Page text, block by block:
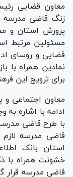
معاون قضایی
زنگ قاضی مدرسه
پرورش استان و
مسئولین مرتبط
قضایی و روسای
نمادین همراه با
برای ترویج این
معاون اجتماعی و
ادامه با اشاره
با طرح قاضی
قاضی مدرسه
استان بانک
خشونت همراه با
قاضی مدرسه قرار